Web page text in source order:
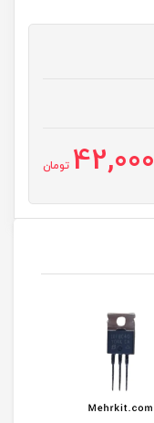
42,000 تومان